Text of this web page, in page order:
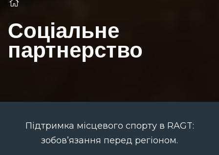
Соціальне
партнерство
Підтримка місцевого спорту в RAGT:
зобов’язання перед регіоном.